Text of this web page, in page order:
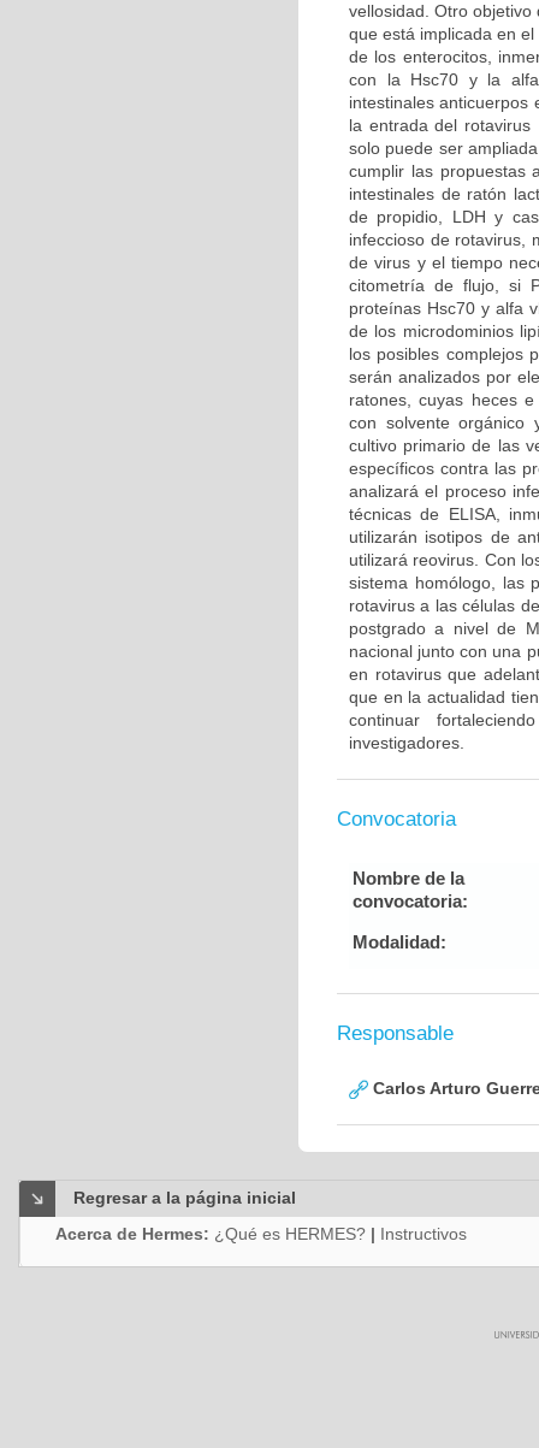
vellosidad. Otro
que está implicada en
de los enterocitos,
con la Hsc70 y la alfa
intestinales anticuerpos
la entrada del
solo puede ser
cumplir las propuestas
intestinales de ratón
de propidio, LDH y
infeccioso de rotavirus,
de virus y el tiempo
citometría de flujo, si
proteínas Hsc70 y alfa
de los microdominios
los posibles complejos
serán analizados por
ratones, cuyas heces
con solvente orgánico
cultivo primario de las
específicos contra las
analizará el proceso
técnicas de ELISA,
utilizarán isotipos de
utilizará reovirus. Con
sistema homólogo, las
rotavirus a las células
postgrado a nivel de
nacional junto con una
en rotavirus que
que en la actualidad
continuar
investigadores.
Convocatoria
Nombre de la
convocatoria:
Modalidad:
Responsable
Carlos Arturo
Regresar a la página inicial
Acerca de Hermes: ¿Qué es HERMES? | Instructivos